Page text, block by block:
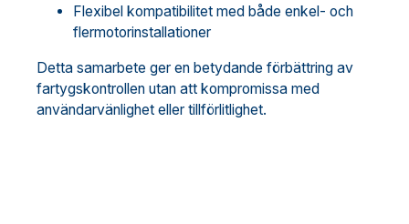
Flexibel kompatibilitet med både enkel- och
flermotorinstallationer
Detta samarbete ger en betydande förbättring av
fartygskontrollen utan att kompromissa med
användarvänlighet eller tillförlitlighet.